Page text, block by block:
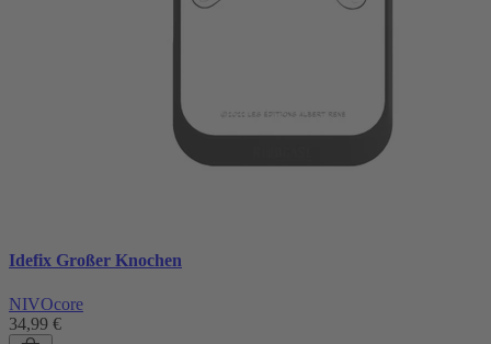
Idefix Großer Knochen
NIVOcore
34,99 €